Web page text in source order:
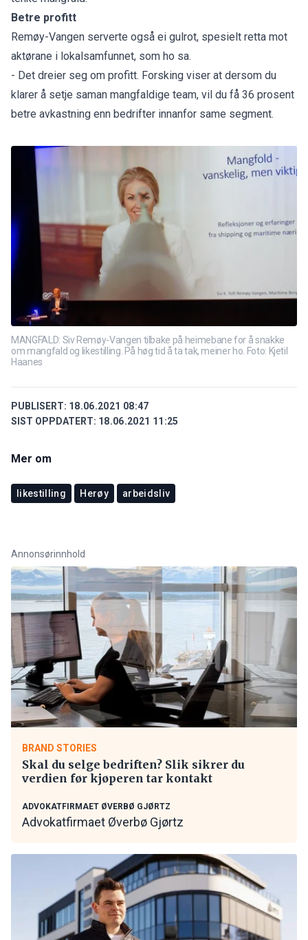
Betre profitt
Remøy-Vangen serverte også ei gulrot, spesielt retta mot
aktørane i lokalsamfunnet, som ho sa.
- Det dreier seg om profitt. Forsking viser at dersom du
klarer å setje saman mangfaldige team, vil du få 36 prosent
betre avkastning enn bedrifter innanfor same segment.
MANGFALD: Siv Remøy-Vangen tilbake på heimebane for å snakke
om mangfald og likestilling. På høg tid å ta tak, meiner ho. Foto: Kjetil
Haanes
PUBLISERT: 18.06.2021 08:47
SIST OPPDATERT: 18.06.2021 11:25
Mer om
likestilling Herøy arbeidsliv
Annonsørinnhold
BRAND STORIES
Skal du selge bedriften? Slik sikrer du
verdien før kjøperen tar kontakt
ADVOKATFIRMAET ØVERBØ GJØRTZ
Advokatfirmaet Øverbø Gjørtz